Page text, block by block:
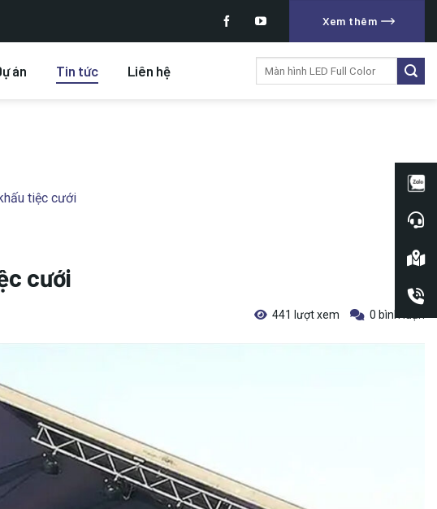
Xem thêm
án Tin tức Liên hệ
tiệc cưới
cưới
441 lượt xem 0 bình luận